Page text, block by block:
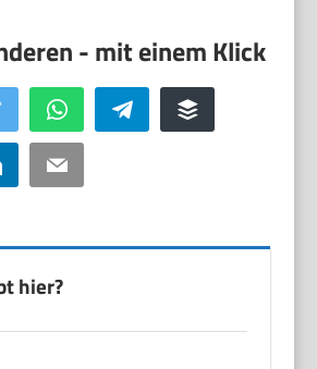
Twitter WhatsApp Telegram Buffer
LinkedIn Email
hier?